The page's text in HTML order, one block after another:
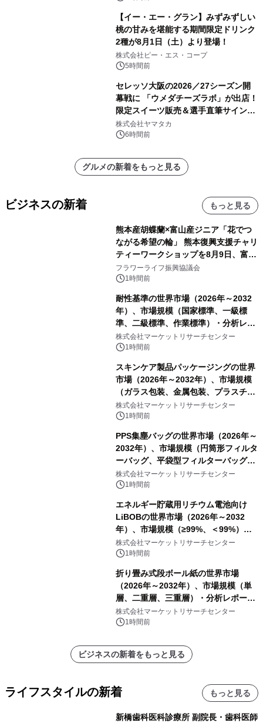
【イー・エー・グラン】みずみずしい
桃の甘みを堪能する期間限定ドリンク
2種が8月1日（土）より登場！
株式会社ピー・エス・コープ
5時間前
セレッソ大阪の2026／27シーズン開
幕戦に 「ウメダチーズラボ」が出店！
限定スイーツ販売＆選手直筆サイング
ッズが当たる抽選会を 8月8日に開催
株式会社ヤマタカ
6時間前
グルメの新着をもっと見る
ビジネスの新着 もっと見る
熊本産胡蝶蘭×富山産ジニア「花でつ
ながる希望の輪」 熊本復興支援チャリ
ティーワークショップを8月9日、富
山・射水で開催
フラワーライフ振興協議会
1時間前
耐性基準の世界市場（2026年～2032
年）、市場規模（国家標準、一級標
準、二級標準、作業標準）・分析レポ
ートを発表
株式会社マーケットリサーチセンター
1時間前
スキンケア製品パッケージングの世界
市場（2026年～2032年）、市場規模
（ガラス包装、金属包装、プラスチッ
ク包装、その他）・分析レポートを発
表
株式会社マーケットリサーチセンター
1時間前
PPS集塵バッグの世界市場（2026年～
2032年）、市場規模（円筒形フィルタ
ーバッグ、平袋型フィルターバッグ、
プリーツフィルターバッグ、その
他）・分析レポートを発表
株式会社マーケットリサーチセンター
1時間前
エネルギー貯蔵用リチウム電池向け
LiBOBの世界市場（2026年～2032
年）、市場規模（≥99%、＜99%）・
分析レポートを発表
株式会社マーケットリサーチセンター
1時間前
折り畳み式段ボール紙の世界市場
（2026年～2032年）、市場規模（単
層、二重層、三重層）・分析レポート
を発表
株式会社マーケットリサーチセンター
1時間前
ビジネスの新着をもっと見る
ライフスタイルの新着 もっと見る
新橋歯科医科診療所 副院長・歯科医師